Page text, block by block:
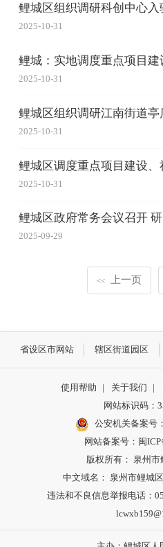
鲤城区组织调研科创中心入
2025-10-31
鲤城：实地调度重点项目建
2025-10-31
鲤城区组织调研江南街道亭
2025-10-31
鲤城区调度重点项目建设
2025-10-31
鲤城区政府常务会议召开
2025-09-29
<< 上一页
省设区市网站 辖区街道园区
使用帮助 | 关于我们 |
网站标识码：
公安机关备案号
网站备案号：闽
版权所有： 泉州
中文域名： 泉州市鲤城
违法和不良信息举报电话：